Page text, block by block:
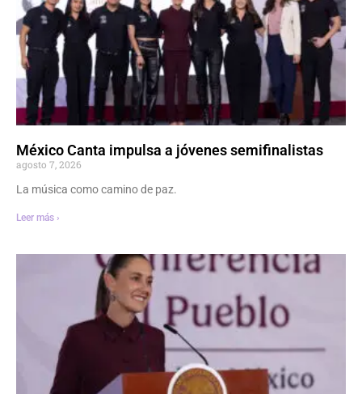
México Canta impulsa a jóvenes semifinalistas
agosto 7, 2026
La música como camino de paz.
Leer más ›